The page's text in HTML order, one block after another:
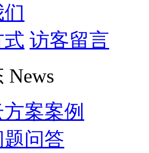
访客留言
News
案案例
问答